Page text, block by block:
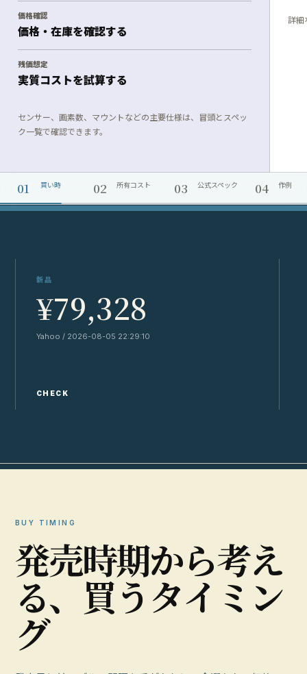
価格確認
価格・在庫を確認する
残価想定
実質コストを試算する
センサー、画素数、マウントなどの主要仕様は、冒頭とスペッ
ク一覧で確認できます。
詳細
01 買い時 02 所有コスト 03 公式スペック 04 作例
新品
¥79,328
Yahoo / 2026-08-05 22:29:10
CHECK
BUY TIMING
発売時期から考え
る、 買うタイ ミ ン
グ